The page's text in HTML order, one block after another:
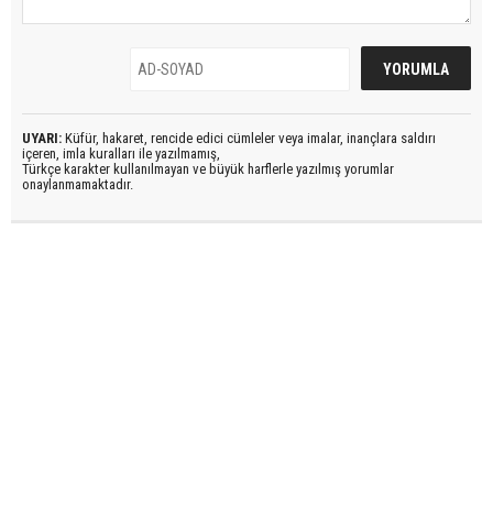
UYARI: Küfür, hakaret, rencide edici cümleler veya imalar, inançlara saldırı
içeren, imla kuralları ile yazılmamış,
Türkçe karakter kullanılmayan ve büyük harflerle yazılmış yorumlar
onaylanmamaktadır.